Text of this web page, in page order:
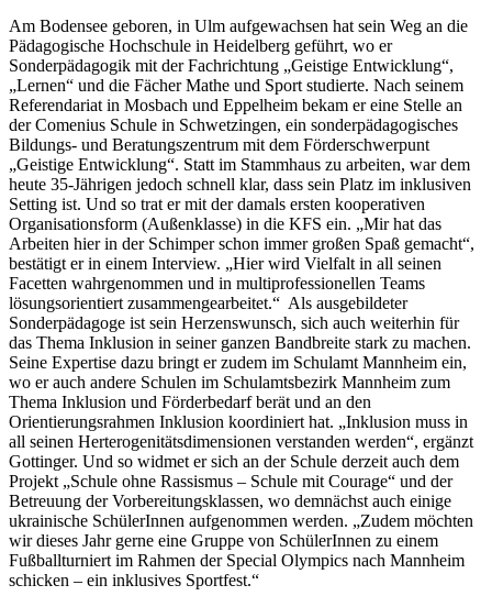
Am Bodensee geboren, in Ulm aufgewachsen hat sein Weg an die
Pädagogische Hochschule in Heidelberg geführt, wo er
Sonderpädagogik mit der Fachrichtung „Geistige Entwicklung“,
„Lernen“ und die Fächer Mathe und Sport studierte. Nach seinem
Referendariat in Mosbach und Eppelheim bekam er eine Stelle an
der Comenius Schule in Schwetzingen, ein sonderpädagogisches
Bildungs- und Beratungszentrum mit dem Förderschwerpunt
„Geistige Entwicklung“. Statt im Stammhaus zu arbeiten, war dem
heute 35-Jährigen jedoch schnell klar, dass sein Platz im inklusiven
Setting ist. Und so trat er mit der damals ersten kooperativen
Organisationsform (Außenklasse) in die KFS ein. „Mir hat das
Arbeiten hier in der Schimper schon immer großen Spaß gemacht“,
bestätigt er in einem Interview. „Hier wird Vielfalt in all seinen
Facetten wahrgenommen und in multiprofessionellen Teams
lösungsorientiert zusammengearbeitet.“ Als ausgebildeter
Sonderpädagoge ist sein Herzenswunsch, sich auch weiterhin für
das Thema Inklusion in seiner ganzen Bandbreite stark zu machen.
Seine Expertise dazu bringt er zudem im Schulamt Mannheim ein,
wo er auch andere Schulen im Schulamtsbezirk Mannheim zum
Thema Inklusion und Förderbedarf berät und an den
Orientierungsrahmen Inklusion koordiniert hat. „Inklusion muss in
all seinen Herterogenitätsdimensionen verstanden werden“, ergänzt
Gottinger. Und so widmet er sich an der Schule derzeit auch dem
Projekt „Schule ohne Rassismus – Schule mit Courage“ und der
Betreuung der Vorbereitungsklassen, wo demnächst auch einige
ukrainische SchülerInnen aufgenommen werden. „Zudem möchten
wir dieses Jahr gerne eine Gruppe von SchülerInnen zu einem
Fußballturniert im Rahmen der Special Olympics nach Mannheim
schicken – ein inklusives Sportfest.“